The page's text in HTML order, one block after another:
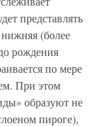
представлять
(более
рождения
по мере
При этом
образуют не
пироге),